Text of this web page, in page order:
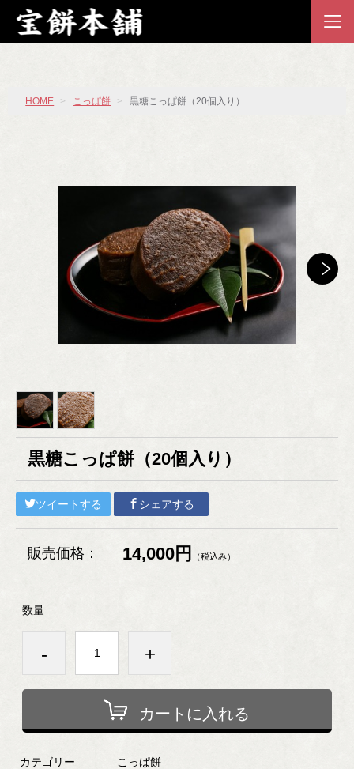
HOME こっぱ餅 黒糖こっぱ餅（20個入り）
黒糖こっぱ餅（20個入り）
ツイートする シェアする
販売価格： 14,000円 （税込み）
数量
- +
カートに入れる
カテゴリー こっぱ餅